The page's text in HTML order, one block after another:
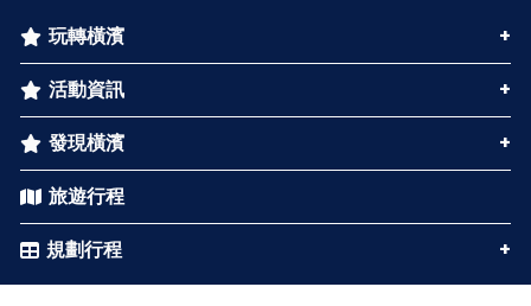
玩轉橫濱
活動資訊
發現橫濱
旅遊行程
規劃行程